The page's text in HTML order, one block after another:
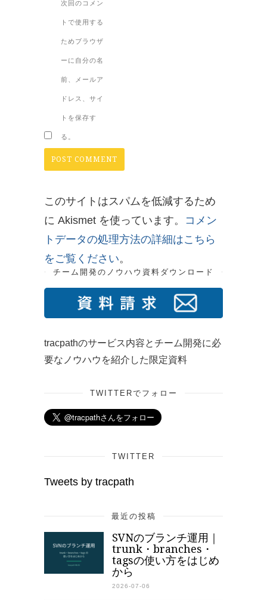
次回のコメン
トで使用する
ためブラウザ
ーに自分の名
前、メールア
ドレス、サイ
トを保存す
る。
このサイトはスパムを低減するため
に Akismet を使っています。 コメン
トデータの処理方法の詳細はこちら
をご覧ください。
チーム開発のノウハウ資料ダウンロード
tracpathのサービス内容とチーム開発に必
要なノウハウを紹介した限定資料
TWITTERでフォロー
TWITTER
Tweets by tracpath
最近の投稿
SVNのブランチ運用｜
trunk・branches・
tagsの使い方をはじめ
から
2026-07-06